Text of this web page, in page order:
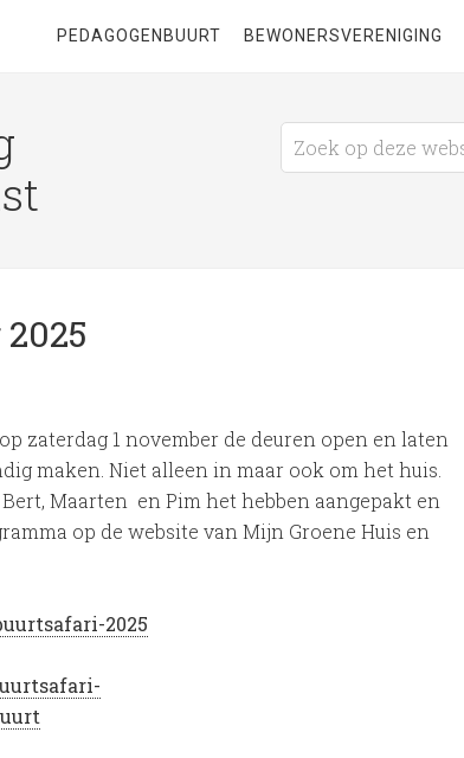
PEDAGOGENBUURT BEWONERSVERENIGING
zaterdag 1 november de deuren open en laten
maken. Niet alleen in maar ook om het huis.
Maarten en Pim het hebben aangepakt en
op de website van Mijn Groene Huis en
2025